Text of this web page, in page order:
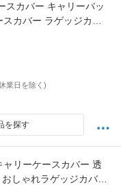
スカバー キャリーバッ
カバー ラゲッジカバ
バー 新生活応援 汚れ
視認性抜群 区別 見つ
ル ネコポス送料無
業日を除く)
を探す
リーケースカバー 透
しゃれラゲッジカバー